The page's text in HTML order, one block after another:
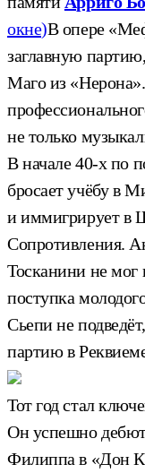
окне)В опере
заглавную
Маго из
не только
В начале 40-х по
бросает учёбу в
и иммигрирует в
Сопротивления.
Тосканини не мог
поступка
Сьепи не
партию в
Тот год стал
Он успешно
Филиппа в «Дон